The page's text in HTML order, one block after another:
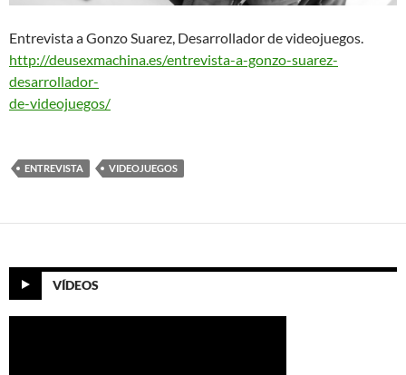
Entrevista a Gonzo Suarez, Desarrollador de videojuegos.
http://deusexmachina.es/entrevista-a-gonzo-suarez-
desarrollador-
de-videojuegos/
ENTREVISTA VIDEOJUEGOS
VÍDEOS